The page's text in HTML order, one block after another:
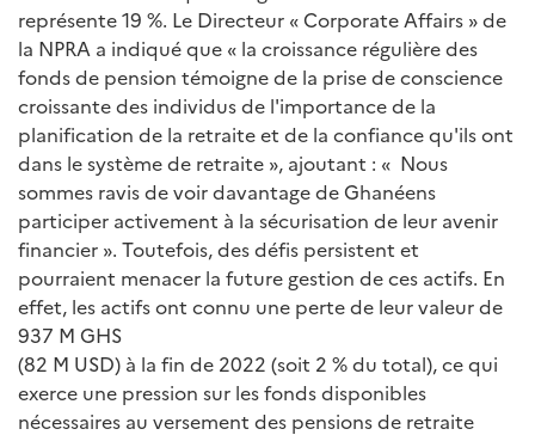
représente 19 %. Le Directeur « Corporate Affairs » de
la NPRA a indiqué que « la croissance régulière des
fonds de pension témoigne de la prise de conscience
croissante des individus de l'importance de la
planification de la retraite et de la confiance qu'ils ont
dans le système de retraite », ajoutant : « Nous
sommes ravis de voir davantage de Ghanéens
participer activement à la sécurisation de leur avenir
financier ». Toutefois, des défis persistent et
pourraient menacer la future gestion de ces actifs. En
effet, les actifs ont connu une perte de leur valeur de
937 M GHS
(82 M USD) à la fin de 2022 (soit 2 % du total), ce qui
exerce une pression sur les fonds disponibles
nécessaires au versement des pensions de retraite